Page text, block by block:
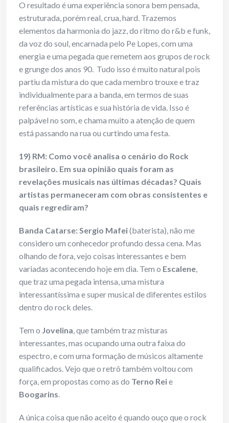
O resultado é uma experiência sonora bem pensada,
estruturada, porém real, crua, hard. Trazemos
elementos da harmonia do jazz, do ritmo do r&b e funk,
da voz do soul, encarnada pelo Pe Lopes, com uma
energia e uma pegada que remetem aos grupos de rock
e grunge dos anos 90. Tudo isso é muito natural pois
partiu da mistura do que cada membro trouxe e traz
individualmente para a banda, em termos de suas
referências artísticas e sua história de vida. Isso é
palpável no som, e chama muito a atenção de quem
está passando na rua ou curtindo uma festa.
19) RM: Como você analisa o cenário do Rock
brasileiro. Em sua opinião quais foram as
revelações musicais nas últimas décadas? Quais
artistas permaneceram com obras consistentes e
quais regrediram?
Banda Catarse: Sergio Mafei(baterista), não me
considero um conhecedor profundo dessa cena. Mas
olhando de fora, vejo coisas interessantes e bem
variadas acontecendo hoje em dia. Tem o Escalene,
que traz uma pegada intensa, uma mistura
interessantíssima e super musical de diferentes estilos
dentro do rock deles.
Tem o Jovelina, que também traz misturas
interessantes, mas ocupando uma outra faixa do
espectro, e com uma formação de músicos altamente
qualificados. Vejo que o retrô também voltou com
força, em propostas como as do Terno Reie
Boogarins.
A única coisa que não aceito é quando ouço que o rock